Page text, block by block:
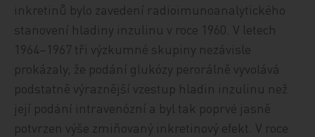
inkretinů bylo zavedení radioimunoanalytického
stanovení hladiny inzulinu v roce 1960. V letech
1964–1967 tři výzkumné skupiny nezávisle
prokázaly, že podání glukózy perorálně vyvolává
podstatně výraznější vzestup hladin inzulinu než
její podání intravenózní a byl tak poprvé jasně
potvrzen výše zmiňovaný inkretinový efekt. V roce